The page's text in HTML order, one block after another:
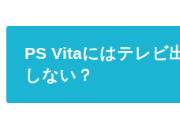
PS Vitaにはテレビ
しない？